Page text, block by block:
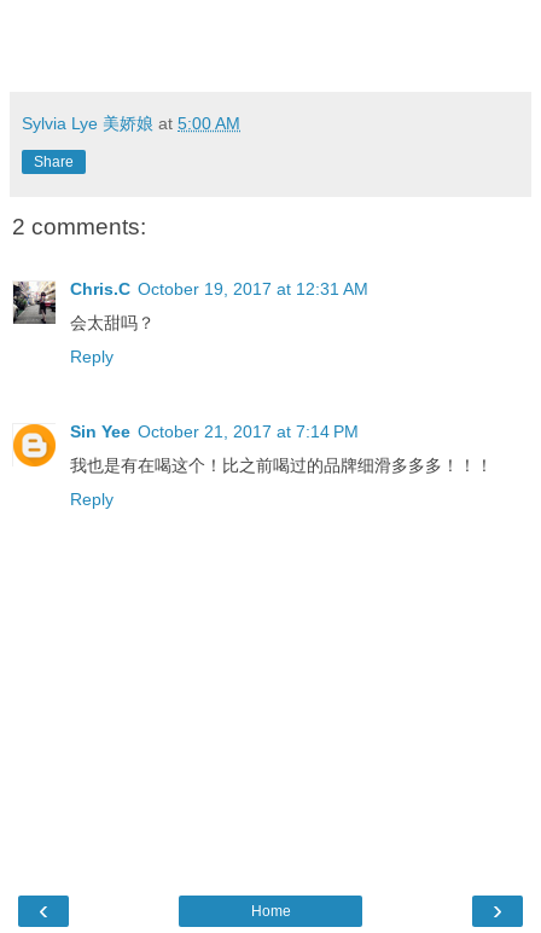
Sylvia Lye 美娇娘 at 5:00 AM
Share
2 comments:
Chris.C October 19, 2017 at 12:31 AM
会太甜吗？
Reply
Sin Yee October 21, 2017 at 7:14 PM
我也是有在喝这个！比之前喝过的品牌细滑多多多！！！
Reply
‹ ›
Home